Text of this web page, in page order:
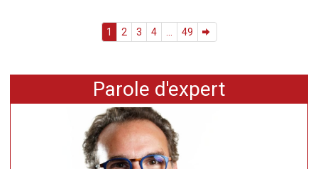
1 2 3 4 49
Parole d'expert